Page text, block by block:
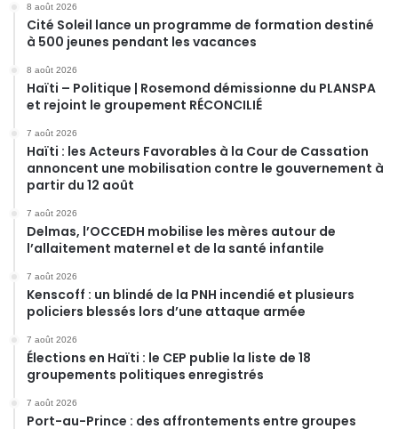
8 août 2026
Cité Soleil lance un programme de formation destiné
à 500 jeunes pendant les vacances
8 août 2026
Haïti – Politique | Rosemond démissionne du PLANSPA
et rejoint le groupement RÉCONCILIÉ
7 août 2026
Haïti : les Acteurs Favorables à la Cour de Cassation
annoncent une mobilisation contre le gouvernement à
partir du 12 août
7 août 2026
Delmas, l’OCCEDH mobilise les mères autour de
l’allaitement maternel et de la santé infantile
7 août 2026
Kenscoff : un blindé de la PNH incendié et plusieurs
policiers blessés lors d’une attaque armée
7 août 2026
Élections en Haïti : le CEP publie la liste de 18
groupements politiques enregistrés
7 août 2026
Port-au-Prince : des affrontements entre groupes